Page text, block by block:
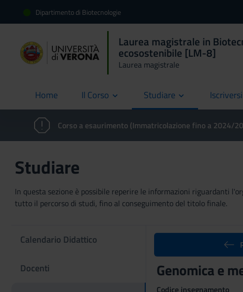
Dipartimento di Biotecnologie
Laurea magistrale in
ecosostenibile [LM-8]
Laurea magistrale
Home
current Il Corso Studiare Iscriversi
Corso a esaurimento (Immatricolazione fino a 2024/
Studiare
In questa sezione è possibile reperire le informazioni riguardanti
tutto il percorso di studi, fino al conseguimento del titolo finale.
Calendario Didattico
Docenti Genomica e
Codice insegnamento